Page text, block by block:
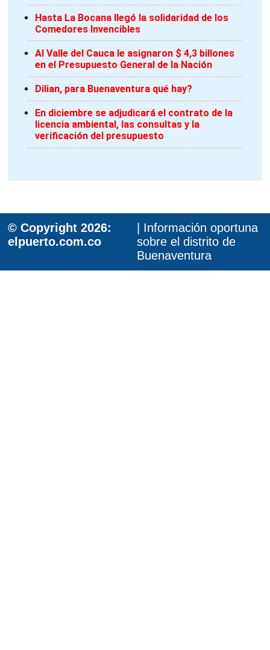
Hasta La Bocana llegó la solidaridad de los
Comedores Invencibles
Al Valle del Cauca le asignaron $ 4,3 billones
en el Presupuesto General de la Nación
Dilian, para Buenaventura qué hay?
En diciembre se adjudicará el contrato de la
licencia ambiental, las consultas y la
verificación del presupuesto
© Copyright 2026:
elpuerto.com.co
| Información oportuna
sobre el distrito de
Buenaventura